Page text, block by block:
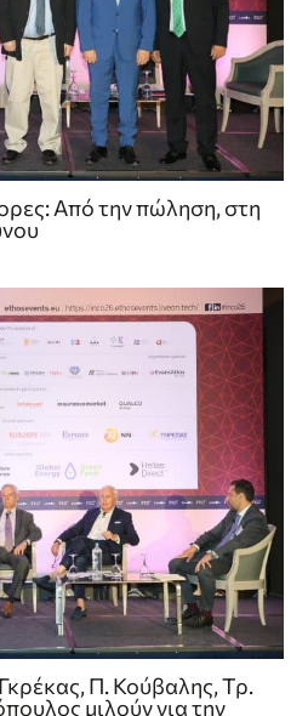
Από την πώληση, στη
Π. Κούβαλης, Τρ.
μιλούν για την